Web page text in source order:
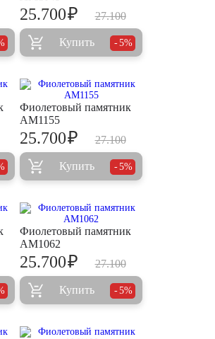
27.100
25.700₽
Купить 5%
Фиолетовый памятник
AM1155
27.100
25.700₽
Купить 5%
Фиолетовый памятник
AM1062
27.100
25.700₽
Купить 5%